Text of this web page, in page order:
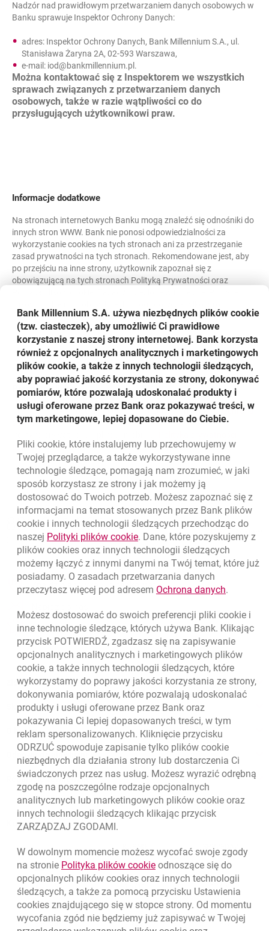
wykorzystywany do celów
autoryzacji.
sesja
Bank Millennium
Plik cookie zawierający
sygnaturę wykorzystywaną
do potwierdzenia że plik x-
ub-mc został dostarczony
przez serwer, a nie
sfałszowany przez
sesja
Bank Millennium
x-ub-mc
niezbędne
Plik cookie zawierający
dane używane w celach
diagnostycznych.
sesja
Bank Millennium
x-bm-portal-soho
niezbędne
Wykorzystywany do
utrzymania sesji z API na
wniosku o konto SOHO, w
celu przetwarzania zapytań
w ramach jednego
użytkownika.
sesja
x-bm-portal-cashloan
niezbędne
Nadzór nad prawidłowym przetwarzaniem danych osobowych w
Banku sprawuje Inspektor Ochrony Danych:
adres: Inspektor Ochrony Danych, Bank Millennium S.A., ul.
Stanisława Żaryna 2A, 02-593 Warszawa,
e-mail: iod@bankmillennium.pl.
Można kontaktować się z Inspektorem we wszystkich
sprawach związanych z przetwarzaniem danych
osobowych, także w razie wątpliwości co do
przysługujących użytkownikowi praw.
Informacje dodatkowe
Na stronach internetowych Banku mogą znaleźć się odnośniki do
innych stron WWW. Bank nie ponosi odpowiedzialności za
wykorzystaniecookies na tych stronach ani za przestrzeganie
zasad prywatności na tych stronach. Rekomendowane jest, aby
po przejściu na inne strony, użytkownik zapoznał się z
obowiązującą na tych stronach Polityką Prywatności oraz
internetowych lub aplikacji Banku.
Przydatne linki
Polityka Prywatności Banku oraz klauzule informacyjne:Ochrona
danych.
aplikacji mobilnej.
Nawigacja dolna
Zadzwoń do nas
801 331 331
(+48) 22 598 40 40
Migam
Znajdź placówkę lub bankomat otwiera się w nowej karcie
Oceń nas otwiera się w nowej karcie
Złóż wniosek przez internet
Skontaktuj się ze Specjalistą
O banku
Kursy wymiany walut
Kursy wymiany walut. Data aktualizacji: 7.08.2026, 12:53:25
WALUTA KUPNO SPRZEDAŻ
EUR 4.1346 4.4568
USD 3.8493
CHF 4.4312 4.7764
GBP 4.822 5.1978
Odpowiedzialny biznes
Regulacje zewnętrzne
Bank Millennium S.A. używa niezbędnych plików cookie
(tzw. ciasteczek), aby umożliwić Ci prawidłowe
korzystanie z naszej strony internetowej. Bank korzysta
również z opcjonalnych analitycznych i marketingowych
plików cookie, a także z innych technologii śledzących,
aby poprawiać jakość korzystania ze strony, dokonywać
pomiarów, które pozwalają udoskonalać produkty i
usługi oferowane przez Bank oraz pokazywać treści, w
tym marketingowe, lepiej dopasowane do Ciebie.
Pliki cookie, które instalujemy lub przechowujemy w
Twojej przeglądarce, a także wykorzystywane inne
technologie śledzące, pomagają nam zrozumieć, w jaki
sposób korzystasz ze strony i jak możemy ją
dostosować do Twoich potrzeb. Możesz zapoznać się z
informacjami na temat stosowanych przez Bank plików
cookie i innych technologii śledzących przechodząc do
naszej Polityki plików cookielink otwiera się w nowym oknie
. Dane, które pozyskujemy z
plików cookies oraz innych technologii śledzących
możemy łączyć z innymi danymi na Twój temat, które już
posiadamy. O zasadach przetwarzania danych
przeczytasz więcej pod adresem Ochrona danychlink
.
Możesz dostosować do swoich preferencji pliki cookie i
inne technologie śledzące, których używa Bank. Klikając
przycisk POTWIERDŹ, zgadzasz się na zapisywanie
opcjonalnych analitycznych i marketingowych plików
cookie, a także innych technologii śledzących, które
wykorzystamy do poprawy jakości korzystania ze strony,
dokonywania pomiarów, które pozwalają udoskonalać
produkty i usługi oferowane przez Bank oraz
pokazywania Ci lepiej dopasowanych treści, w tym
reklam spersonalizowanych. Kliknięcie przycisku
ODRZUĆ spowoduje zapisanie tylko plików cookie
niezbędnych dla działania strony lub dostarczenia Ci
świadczonych przez nas usług. Możesz wyrazić odrębną
zgodę na poszczególne rodzaje opcjonalnych
analitycznych lub marketingowych plików cookie oraz
innych technologii śledzących klikając przycisk
ZARZĄDZAJ ZGODAMI.
W dowolnym momencie możesz wycofać swoje zgody
na stronie Polityka plików cookielink otwiera się w nowym
odnoszące się do
opcjonalnych plików cookies oraz innych technologii
śledzących, a także za pomocą przycisku Ustawienia
cookies znajdującego się w stopce strony. Od momentu
wycofania zgód nie będziemy już zapisywać w Twojej